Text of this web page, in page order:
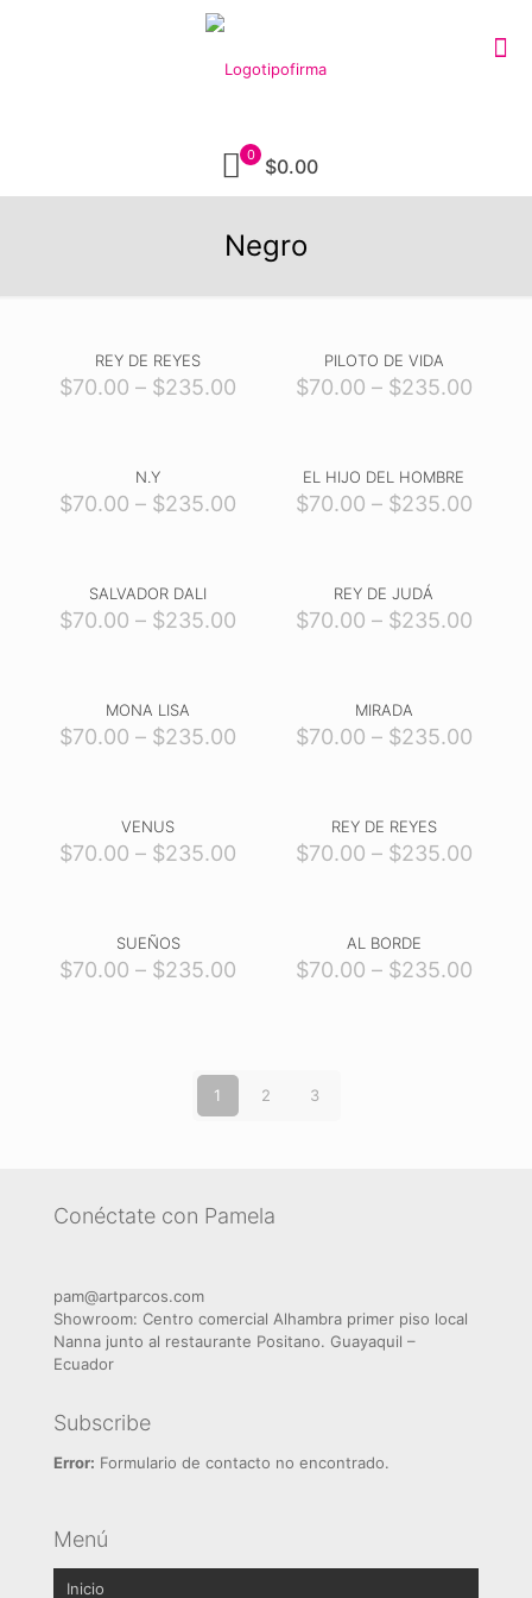
0 $0.00
Negro
REY DE REYES
$70.00 – $235.00
PILOTO DE VIDA
$70.00 – $235.00
N.Y
$70.00 – $235.00
EL HIJO DEL HOMBRE
$70.00 – $235.00
SALVADOR DALI
$70.00 – $235.00
REY DE JUDÁ
$70.00 – $235.00
MONA LISA
$70.00 – $235.00
MIRADA
$70.00 – $235.00
VENUS
$70.00 – $235.00
REY DE REYES
$70.00 – $235.00
SUEÑOS
$70.00 – $235.00
AL BORDE
$70.00 – $235.00
1 2 3
Conéctate con Pamela
pam@artparcos.com
Showroom: Centro comercial Alhambra primer piso local
Nanna junto al restaurante Positano. Guayaquil –
Ecuador
Subscribe
Error: Formulario de contacto no encontrado.
Menú
Inicio